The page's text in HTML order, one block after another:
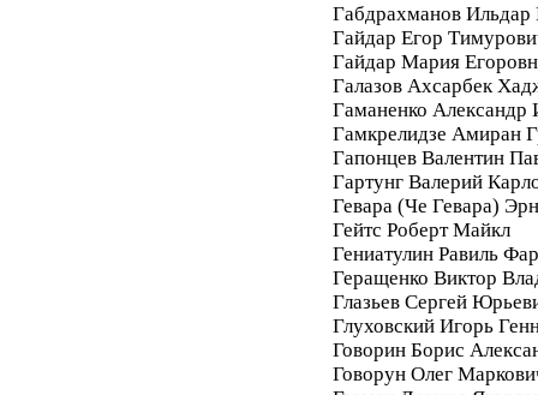
Габдрахманов Ильдар
Гайдар Егор
Гайдар Мария
Галазов Ахсарбек
Гаманенко Александр
Гамкрелидзе Амиран
Гапонцев Валентин
Гартунг Валерий
Гевара (Че Гевара)
Гейтс Роберт Майкл
Гениатулин Равиль
Геращенко Виктор
Глазьев Сергей
Глуховский Игорь
Говорин Борис
Говорун Олег